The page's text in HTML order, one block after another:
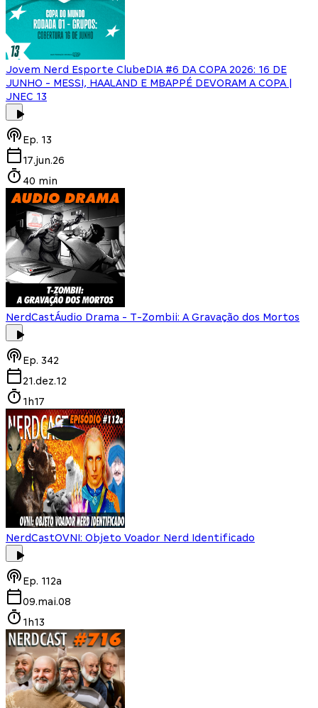
Jovem Nerd Esporte ClubeDIA #6 DA COPA 2026: 16 DE
JUNHO - MESSI, HAALAND E MBAPPÉ DEVORAM A COPA |
JNEC 13
Ep. 13
17.jun.26
40 min
NerdCastÁudio Drama - T-Zombii: A Gravação dos Mortos
Ep. 342
21.dez.12
1h17
NerdCastOVNI: Objeto Voador Nerd Identificado
Ep. 112a
09.mai.08
1h13